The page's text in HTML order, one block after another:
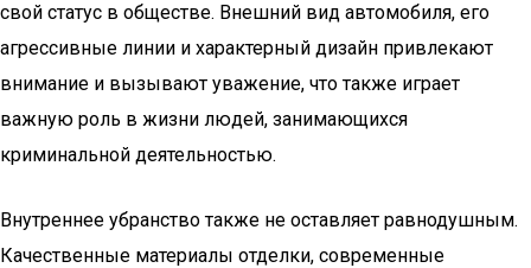
свой статус в обществе. Внешний вид автомобиля, его
агрессивные линии и характерный дизайн привлекают
внимание и вызывают уважение, что также играет
важную роль в жизни людей, занимающихся
криминальной деятельностью.
Внутреннее убранство также не оставляет равнодушным.
Качественные материалы отделки, современные